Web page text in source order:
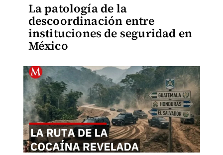
La patología de la
descoordinación entre
instituciones de seguridad en
México